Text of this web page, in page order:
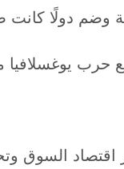
وضم دولًا
يوغسلافيا